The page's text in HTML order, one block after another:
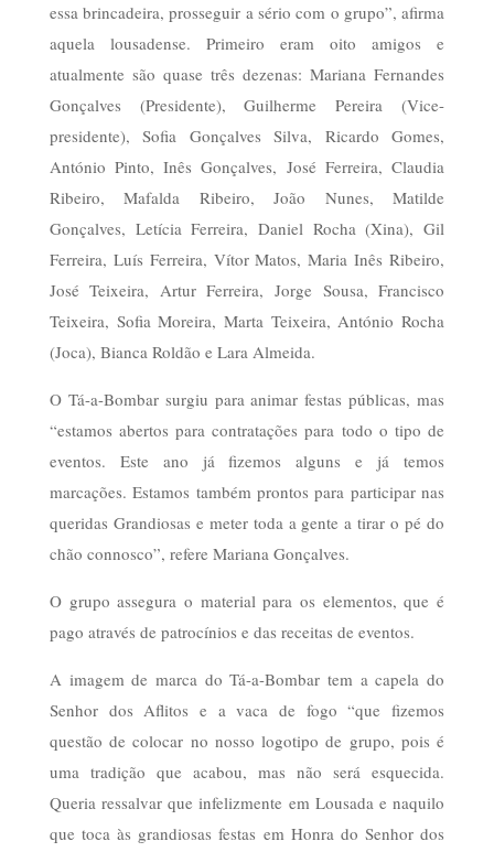
essa brincadeira, prosseguir a sério com o grupo”, afirma
aquela lousadense. Primeiro eram oito amigos e
atualmente são quase três dezenas: Mariana Fernandes
Gonçalves (Presidente), Guilherme Pereira (Vice-
presidente), Sofia Gonçalves Silva, Ricardo Gomes,
António Pinto, Inês Gonçalves, José Ferreira, Claudia
Ribeiro, Mafalda Ribeiro, João Nunes, Matilde
Gonçalves, Letícia Ferreira, Daniel Rocha (Xina), Gil
Ferreira, Luís Ferreira, Vítor Matos, Maria Inês Ribeiro,
José Teixeira, Artur Ferreira, Jorge Sousa, Francisco
Teixeira, Sofia Moreira, Marta Teixeira, António Rocha
(Joca), Bianca Roldão e Lara Almeida.
O Tá-a-Bombar surgiu para animar festas públicas, mas
“estamos abertos para contratações para todo o tipo de
eventos. Este ano já fizemos alguns e já temos
marcações. Estamos também prontos para participar nas
queridas Grandiosas e meter toda a gente a tirar o pé do
chão connosco”, refere Mariana Gonçalves.
O grupo assegura o material para os elementos, que é
pago através de patrocínios e das receitas de eventos.
A imagem de marca do Tá-a-Bombar tem a capela do
Senhor dos Aflitos e a vaca de fogo “que fizemos
questão de colocar no nosso logotipo de grupo, pois é
uma tradição que acabou, mas não será esquecida.
Queria ressalvar que infelizmente em Lousada e naquilo
que toca às grandiosas festas em Honra do Senhor dos